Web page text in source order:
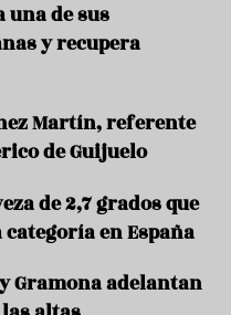
una de sus
y recupera
Martín, referente
de Guijuelo
de 2,7 grados que
en España
Gramona adelantan